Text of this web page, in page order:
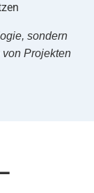
sondern
Projekten